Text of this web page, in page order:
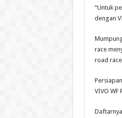
“Untuk
dengan
race
road
VIVO WF